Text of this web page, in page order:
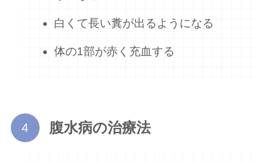
白くて長い糞が出るようになる
体の1部が赤く充血する
腹水病の治療法